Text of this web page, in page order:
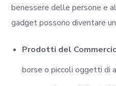
benessere delle persone e
gadget possono diventare
Prodotti del
borse o piccoli oggetti di